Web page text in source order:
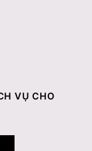
VỤ CHO